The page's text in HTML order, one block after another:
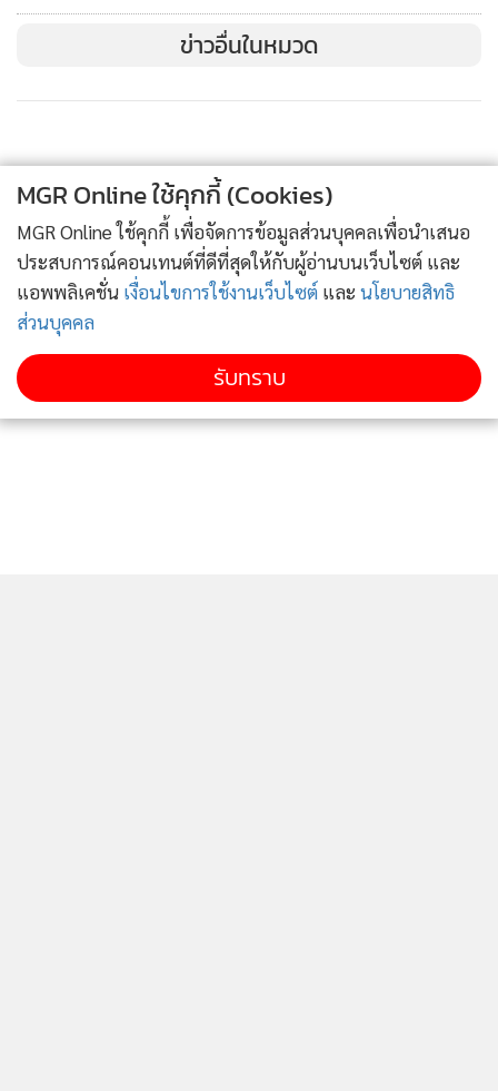
ข่าวอื่นในหมวด
MGR Online ใช้คุกกี้ (Cookies)
MGR Online ใช้คุกกี้ เพื่อจัดการข้อมูลส่วนบุคคลเพื่อนำเสนอ
ประสบการณ์คอนเทนต์ที่ดีที่สุดให้กับผู้อ่านบนเว็บไซต์ และ
แอพพลิเคชั่น เงื่อนไขการใช้งานเว็บไซต์ และ นโยบายสิทธิ
ส่วนบุคคล
รับทราบ